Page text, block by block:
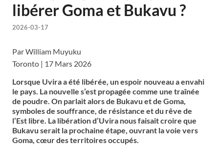
libérer Goma et Bukavu ?
2026-03-17
Par William Muyuku
Toronto | 17 Mars 2026
Lorsque Uvira a été libérée, un espoir nouveau a envahi
le pays. La nouvelle s’est propagée comme une traînée
de poudre. On parlait alors de Bukavu et de Goma,
symboles de souffrance, de résistance et du rêve de
l’Est libre. La libération d’Uvira nous faisait croire que
Bukavu serait la prochaine étape, ouvrant la voie vers
Goma, cœur des territoires occupés.